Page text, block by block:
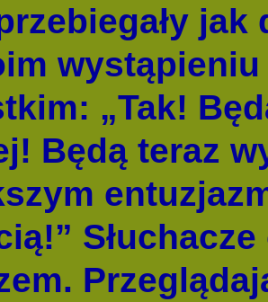
wystąpieniu
„Tak!
Będą teraz